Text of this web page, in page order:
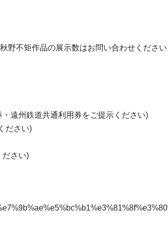
不矩作品の展示数はお問い合わせください
遠州鉄道共通利用券をご提示ください)
ださい)
ださい)